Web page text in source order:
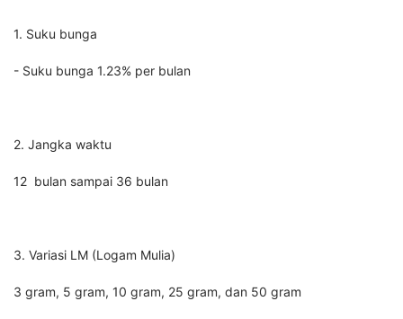
1. Suku bunga
- Suku bunga 1.23% per bulan
2. Jangka waktu
12 bulan sampai 36 bulan
3. Variasi LM (Logam Mulia)
3 gram, 5 gram, 10 gram, 25 gram, dan 50 gram